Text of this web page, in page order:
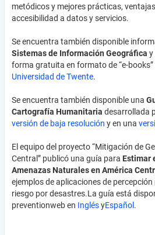
metódicos y mejores prácticas,
accesibilidad a datos y servicios.
Se encuentra también disponible
Sistemas de Información Geográfica y
forma gratuita en formato de “e-books”
Universidad de Twente.
Se encuentra también disponible una
Cartografía Humanitaria desarrollada
versión de baja resolución y en una
El equipo del proyecto “Mitigación de
Central” publicó una guía para Estimar
Amenazas Naturales en América
ejemplos de aplicaciones de
riesgo por desastres.La guía está
preventionweb en InglésyEspañol .